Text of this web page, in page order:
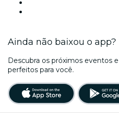
Ainda não baixou o app?
Descubra os próximos eventos
perfeitos para você.